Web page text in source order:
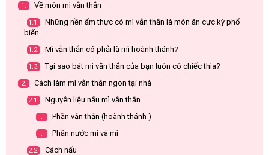
1. Về món mì vằn thắn
1.1.
Những nền ẩm thực có mì vằn thắn là món ăn cực kỳ phổ
biến
1.2. Mì vằn thắn có phải là mì hoành thánh?
1.3. Tại sao bát mì vằn thắn của bạn luôn có chiếc thìa?
2. Cách làm mì vằn thắn ngon tại nhà
2.1. Nguyên liệu nấu mì vằn thắn
. Phần vằn thắn (hoành thánh )
. Phần nước mì và mì
2.2. Cách nấu